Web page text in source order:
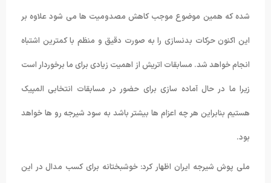
شده که همین موضوع موجب کاهش مصدومیت ها می شود علاوه بر
این اکنون حرکات بدنسازی را به صورت دقیق و منظم با کمترین اشتباه
انجام خواهد شد. مسابقات اتریش از اهمیت زیادی برای ما برخوردار است
زیرا ما در حال آماده سازی برای حضور در مسابقات انتخابی المپیک
هستیم بنابراین هر چه اعزام ها بیشتر باشد به سود شیرجه رو ها خواهد
بود.
ملی پوش شیرجه ایران اظهار کرد: خوشبختانه برای کسب مدال در این